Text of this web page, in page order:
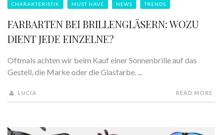
CHARAKTERISTIK MUST HAVE NEWS TRENDS
FARBARTEN BEI BRILLENGLÄSERN: WOZU
DIENT JEDE EINZELNE?
Oftmals achten wir beim Kauf einer Sonnenbrille auf das
Gestell, die Marke oder die Glasfarbe. ...
LUCIA READ MORE